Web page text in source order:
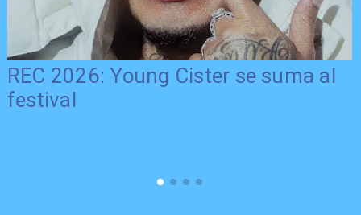
Young Cister se suma al
Más